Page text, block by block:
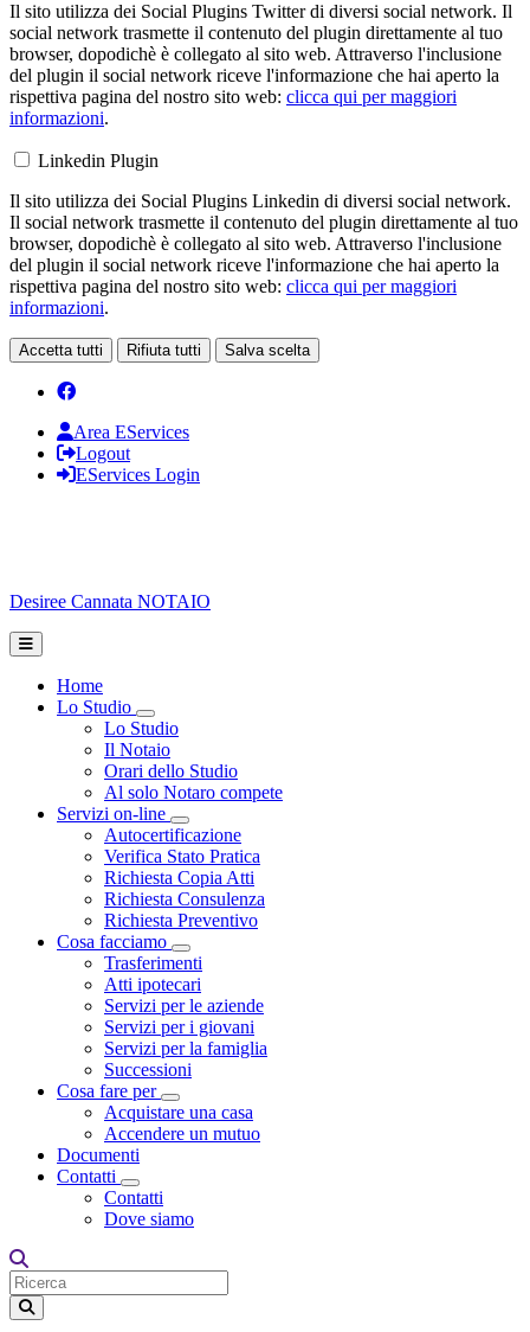
Il sito utilizza dei Social Plugins Twitter di diversi social network. Il
social network trasmette il contenuto del plugin direttamente al tuo
browser, dopodichè è collegato al sito web. Attraverso l'inclusione
del plugin il social network riceve l'informazione che hai aperto la
rispettiva pagina del nostro sito web: clicca qui per maggiori
informazioni.
Linkedin Plugin
Il sito utilizza dei Social Plugins Linkedin di diversi social network.
Il social network trasmette il contenuto del plugin direttamente al tuo
browser, dopodichè è collegato al sito web. Attraverso l'inclusione
del plugin il social network riceve l'informazione che hai aperto la
rispettiva pagina del nostro sito web: clicca qui per maggiori
informazioni.
Accetta tutti Rifiuta tutti Salva scelta
Area EServices
Logout
EServices Login
Desiree Cannata NOTAIO
Home
Lo Studio
Toggle Dropdown
Lo Studio
Il Notaio
Orari dello Studio
Al solo Notaro compete
Servizi on-line
Toggle Dropdown
Autocertificazione
Verifica Stato Pratica
Richiesta Copia Atti
Richiesta Consulenza
Richiesta Preventivo
Cosa facciamo
Toggle Dropdown
Trasferimenti
Atti ipotecari
Servizi per le aziende
Servizi per i giovani
Servizi per la famiglia
Successioni
Cosa fare per
Toggle Dropdown
Acquistare una casa
Accendere un mutuo
Documenti
Contatti
Toggle Dropdown
Contatti
Dove siamo